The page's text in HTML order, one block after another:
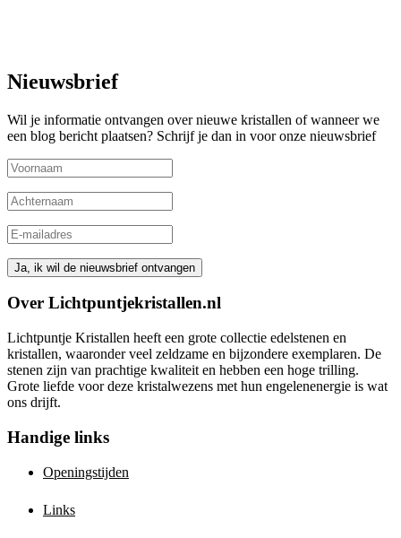
Nieuwsbrief
Wil je informatie ontvangen over nieuwe kristallen of wanneer we
een blog bericht plaatsen? Schrijf je dan in voor onze nieuwsbrief
Over Lichtpuntjekristallen.nl
Lichtpuntje Kristallen heeft een grote collectie edelstenen en
kristallen, waaronder veel zeldzame en bijzondere exemplaren. De
stenen zijn van prachtige kwaliteit en hebben een hoge trilling.
Grote liefde voor deze kristalwezens met hun engelenenergie is wat
ons drijft.
Handige links
Openingstijden
Links